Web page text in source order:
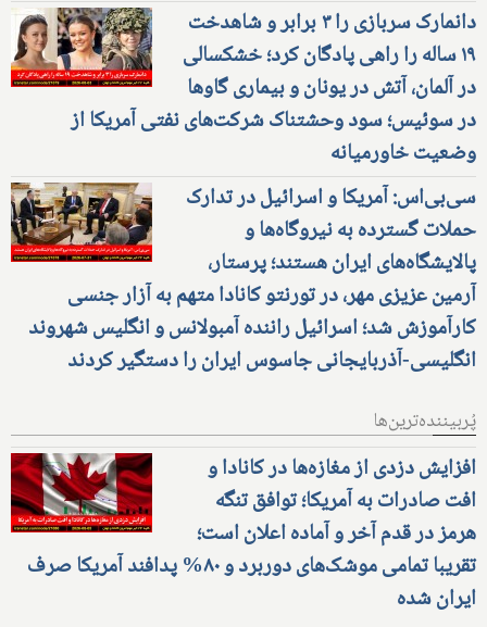
دانمارک سربازی را ۳ برابر و شاهدخت
۱۹ ساله را راهی پادگان کرد؛ خشکسالی
در آلمان، آتش در یونان و بیماری گاوها
در سوئیس؛ سود وحشتناک شرکت‌های نفتی آمریکا از
وضعیت خاورمیانه
سی‌بی‌اس: آمریکا و اسرائیل در تدارک
حملات گسترده به نیروگاه‌ها و
پالایشگاه‌های ایران هستند؛ پرستار،
آرمین عزیزی مهر، در تورنتو کانادا متهم به آزار جنسی
کارآموزش شد؛ اسرائیل راننده آمبولانس و انگلیس شهروند
انگلیسی-آذربایجانی جاسوس ایران را دستگیر کردند
پُربیننده‌ترین‌ها
افزایش دزدی از مغازه‌ها در کانادا و
افت صادرات به آمریکا؛ توافق تنگه
هرمز در قدم آخر و آماده اعلان است؛
تقریبا تمامی موشک‌های دوربرد و ۸۰% پدافند آمریکا صرف
ایران شده